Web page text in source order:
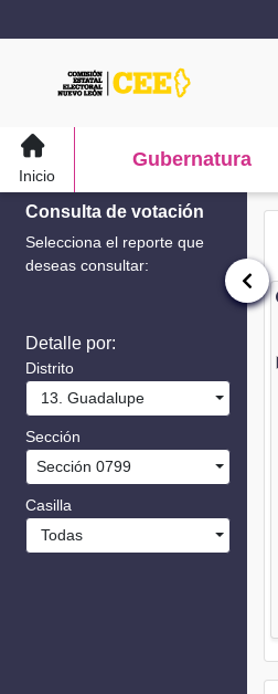
Inicio
Gubernatura
Consulta de votación
Selecciona el reporte que
deseas consultar:
Detalle por:
Distrito
13. Guadalupe
Sección
Sección 0799
Casilla
Todas